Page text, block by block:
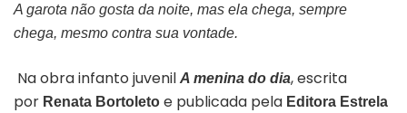
A garota não gosta da noite, mas ela chega, sempre
chega, mesmo contra sua vontade.
Na obra infanto juvenil A menina do dia, escrita
por Renata Bortoleto e publicada pela Editora Estrela